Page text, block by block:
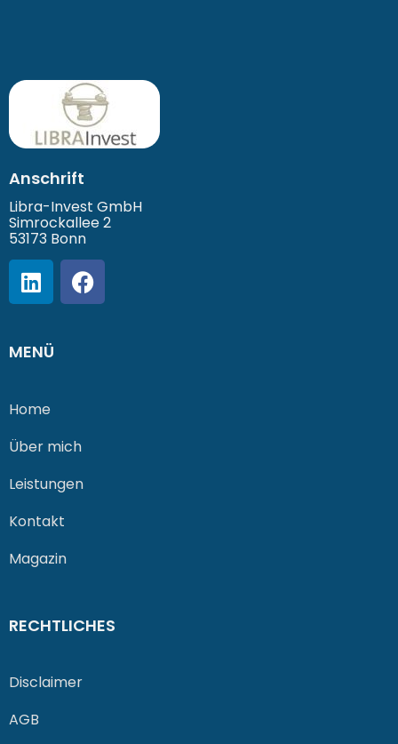
Anschrift
Libra-Invest GmbH
Simrockallee 2
53173 Bonn
MENÜ
Home
Über mich
Leistungen
Kontakt
Magazin
RECHTLICHES
Disclaimer
AGB